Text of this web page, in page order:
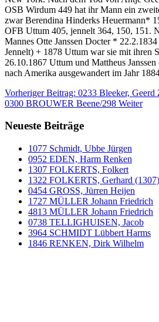
OSB Wirdum 449 hat ihr Mann ein
zwar Berendina Hinderks Heuermann*
OFB Uttum 405, jennelt 364, 150, 151.
Mannes Otte Janssen Docter *
Jennelt) + 1878 Uttum war sie mit ihren
26.10.1867 Uttum und Mattheus
nach Amerika ausgewandert im Jahr
Vorheriger Beitrag: 0233 Bleeker, Geerd
0300 BROUWER Beene/298 Weiter
Neueste Beiträge
1077 Schmidt, Ubbe Jürgen
0952 EDEN, Harm Renken
1307 FOLKERTS, Folkert
1322 FOLKERTS, Gerhard (1307)
0454 GROSS, Jürren Heijen
1727 MÜLLER Johann Friedrich
4813 MÜLLER Johann Friedrich
0738 TELLIGHUISEN, Jacob
3964 SCHMIDT Lübbert Harms
1846 RENKEN, Dirk Wilhelm